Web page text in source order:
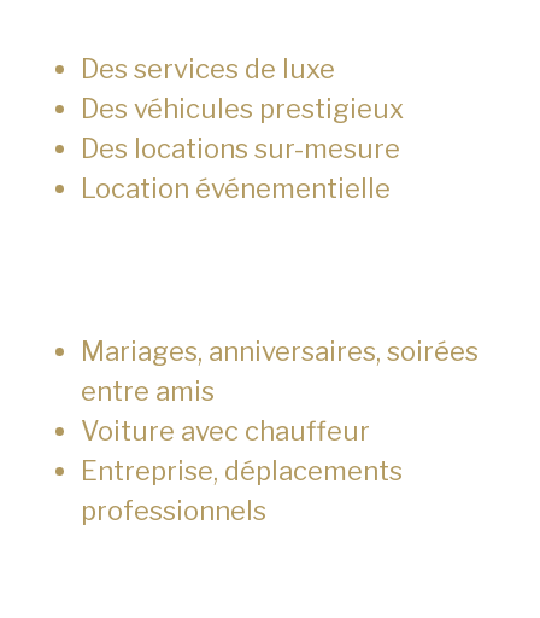
Des services de luxe
Des véhicules prestigieux
Des locations sur-mesure
Location événementielle
Mariages, anniversaires, soirées
entre amis
Voiture avec chauffeur
Entreprise, déplacements
professionnels